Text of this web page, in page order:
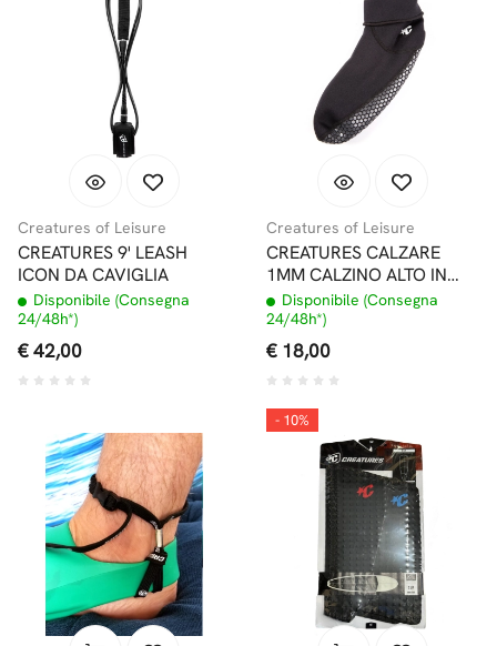
Creatures of Leisure
CREATURES 9' LEASH
ICON DA CAVIGLIA
Disponibile (Consegna
24/48h*)
€ 42,00
Creatures of Leisure
CREATURES CALZARE
1MM CALZINO ALTO IN
NEOPRENE PER
BODYBOARD
Disponibile (Consegna
24/48h*)
€ 18,00
- 10%